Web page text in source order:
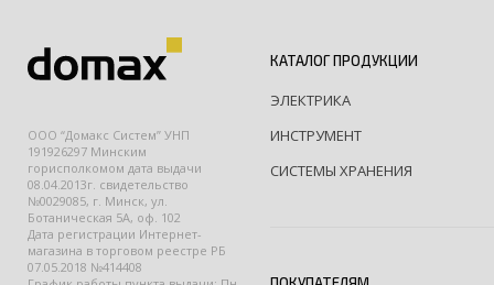
ООО “Домакс Систем” УНП
191926297 Минским
горисполкомом дата выдачи
08.04.2013г. свидетельство
№0029085, г. Минск, ул.
Ботаническая 5А, оф. 102
Дата регистрации Интернет-
магазина в торговом реестре РБ
07.05.2018 №414408
КАТАЛОГ ПРОДУКЦИИ
ЭЛЕКТРИКА
ИНСТРУМЕНТ
СИСТЕМЫ ХРАНЕНИЯ